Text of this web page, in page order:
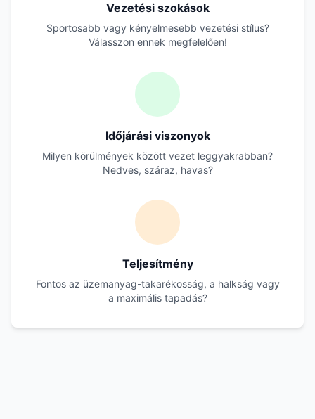
Vezetési szokások
Sportosabb vagy kényelmesebb vezetési stílus?
Válasszon ennek megfelelően!
Időjárási viszonyok
Milyen körülmények között vezet leggyakrabban?
Nedves, száraz, havas?
Teljesítmény
Fontos az üzemanyag-takarékosság, a halkság vagy
a maximális tapadás?